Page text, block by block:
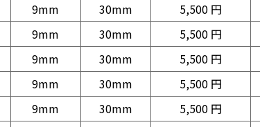
9mm 30mm 5,500 円
9mm 30mm 5,500 円
9mm 30mm 5,500 円
9mm 30mm 5,500 円
9mm 30mm 5,500 円